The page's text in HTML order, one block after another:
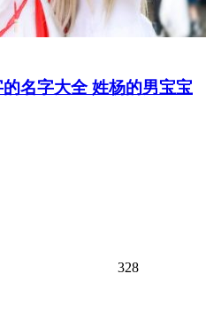
名字大全 姓杨的男宝宝
328